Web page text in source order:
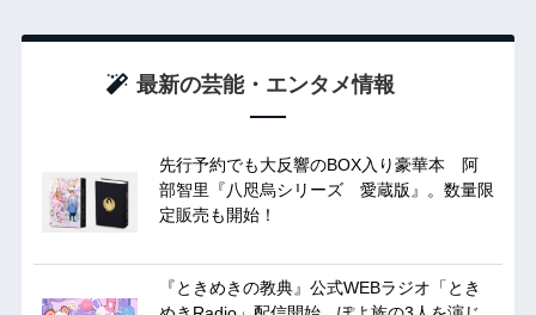
最新の芸能・エンタメ情報
先行予約でも大反響のBOX入り豪華本 阿
部智里『八咫烏シリーズ 愛蔵版』。数量限
定販売も開始！
『ときめきの教典』公式WEBラジオ「とき